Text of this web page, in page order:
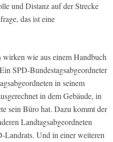
und Distanz auf der Strecke
das ist eine
wie aus einem Handbuch
SPD-Bundestagsabgeordneter
in seinem
in dem Gebäude, in
sein Büro hat. Dazu kommt der
Landtagsabgeordneten
Landrats. Und in einer weiteren